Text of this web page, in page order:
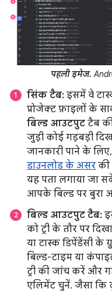
पहली इमेज.
सिंक टैब: इसमें वे
प्रोजेक्ट फ़ाइलों के
बिल्ड आउटपुट टैब
जुड़ी कोई गड़बड़ी
जानकारी पाने के
डाउनलोड के असर की
यह पता लगाया जा
आपके बिल्ड पर बुरा
बिल्ड आउटपुट टैब:
को ट्री के तौर पर
या टास्क डिपेंडेंसी के
बिल्ड-टाइम या
ट्री की जांच करें और
एलिमेंट चुनें. जैसा कि